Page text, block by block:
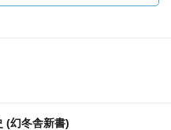
(幻冬舎新書)